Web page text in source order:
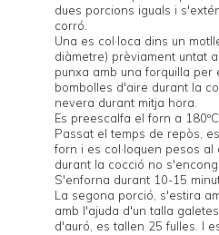
dues porcions iguals i
corró.
Una es col·loca dins un
diàmetre) prèviament untat
punxa amb una forquilla per
bombolles d'aire durant la
nevera durant mitja hora.
Es preescalfa el forn a 180ºC
Passat el temps de repòs,
forn i es col·loquen pesos al
durant la cocció no
S'enforna durant 10-15
La segona porció, s'estira
amb l'ajuda d'un talla
d'auró, es tallen 25 fulles. I